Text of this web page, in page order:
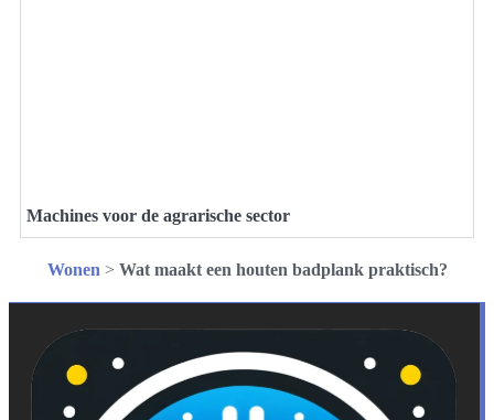
Machines voor de agrarische sector
Wonen > Wat maakt een houten badplank praktisch?